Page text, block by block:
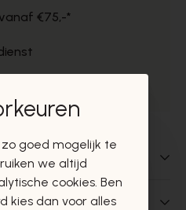
€75,-*
goed mogelijk te
we altijd
cookies. Ben
kies dan voor alles